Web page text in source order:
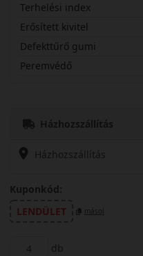
Terhelési index
Erősített kivitel
Defekttűrő gumi
Peremvédő
Házhozszállítás
Házhozszállítás
Kuponkód:
LENDÜLET
másol
db